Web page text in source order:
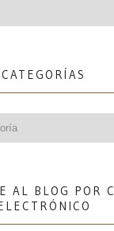
CATEGORÍAS
AL BLOG POR